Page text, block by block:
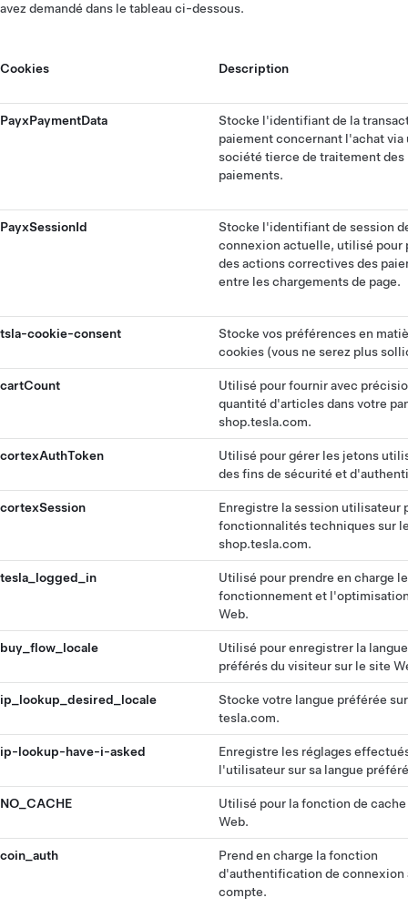
avez demandé dans le tableau ci-dessous.
Cookies Description
PayxPaymentData
Stocke l'identifiant de la
paiement concernant l'achat via
société tierce de traitement des
paiements.
PayxSessionId
Stocke l'identifiant de session
connexion actuelle, utilisé pour
des actions correctives des
entre les chargements de page.
tsla-cookie-consent
Stocke vos préférences en
cookies (vous ne serez plus
cartCount
Utilisé pour fournir avec
quantité d'articles dans votre
shop.tesla.com.
cortexAuthToken
Utilisé pour gérer les jetons
des fins de sécurité et
cortexSession
Enregistre la session utilisateur
fonctionnalités techniques sur
shop.tesla.com.
tesla_logged_in
Utilisé pour prendre en charge le
fonctionnement et
Web.
buy_flow_locale
Utilisé pour enregistrer la
préférés du visiteur sur le site
ip_lookup_desired_locale
Stocke votre langue préférée sur
tesla.com.
ip-lookup-have-i-asked
Enregistre les réglages
l'utilisateur sur sa langue
NO_CACHE
Utilisé pour la fonction de
Web.
coin_auth
Prend en charge la fonction
d'authentification de connexion
compte.